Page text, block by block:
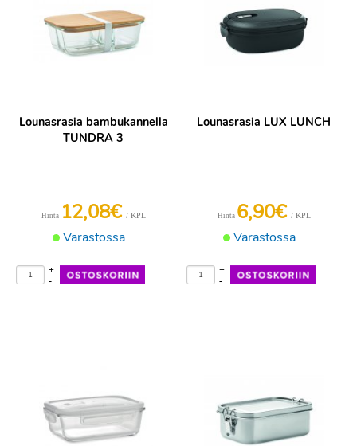
Lounasrasia bambukannella
TUNDRA 3
Varastossa
Hinta 12,08€ / KPL
-
+
Lounasrasia LUX LUNCH
Varastossa
Hinta 6,90€ / KPL
-
+